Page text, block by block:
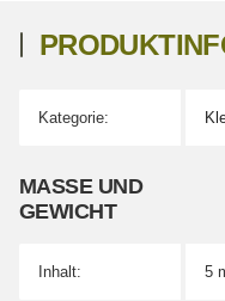
Produkteigenschaft
Wert
Kategorie:
MASSE UND G
EWICHT
Inhalt: 5